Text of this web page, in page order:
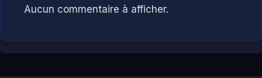
Aucun commentaire à afficher.